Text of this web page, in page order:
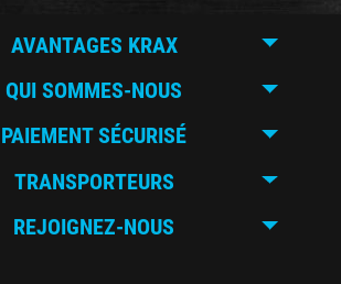
AVANTAGES KRAX
QUI SOMMES-NOUS
PAIEMENT SÉCURISÉ
TRANSPORTEURS
REJOIGNEZ-NOUS